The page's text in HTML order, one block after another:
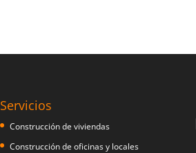
Servicios
Construcción de viviendas
Construcción de oficinas y locales